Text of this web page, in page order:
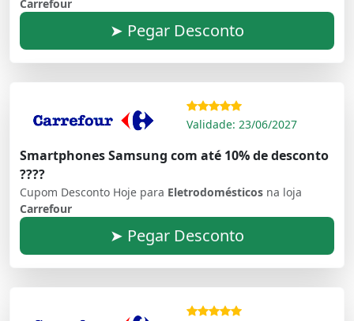
Carrefour
➤ Pegar Desconto
Validade: 23/06/2027
Smartphones Samsung com até 10% de desconto
????
Cupom Desconto Hoje para Eletrodomésticos na loja
Carrefour
➤ Pegar Desconto